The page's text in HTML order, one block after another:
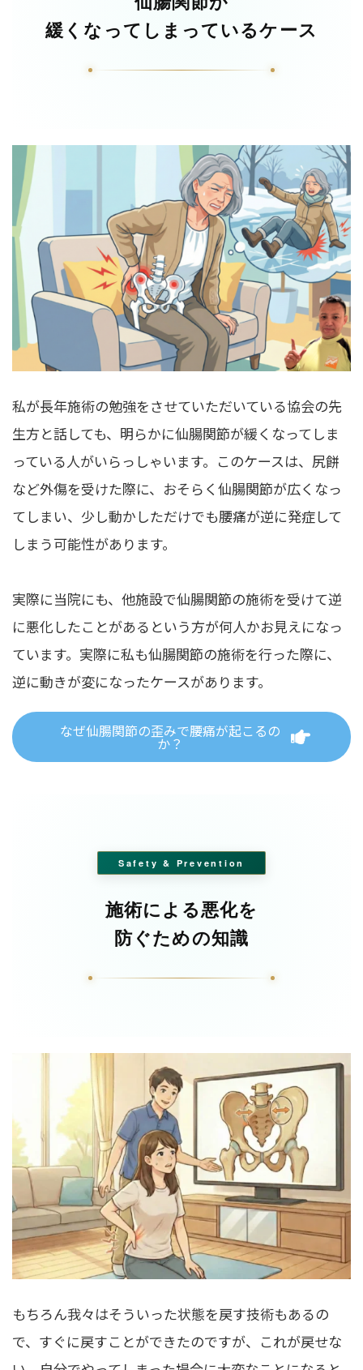
緩くなってしまっているケース
私が長年施術の勉強をさせていただいている協会の先
生方と話しても、明らかに仙腸関節が緩くなってしま
っている人がいらっしゃいます。このケースは、尻餅
など外傷を受けた際に、おそらく仙腸関節が広くなっ
てしまい、少し動かしただけでも腰痛が逆に発症して
しまう可能性があります。
実際に当院にも、他施設で仙腸関節の施術を受けて逆
に悪化したことがあるという方が何人かお見えになっ
ています。実際に私も仙腸関節の施術を行った際に、
逆に動きが変になったケースがあります。
なぜ仙腸関節の歪みで腰痛が起こるの
か？
Safety & Prevention
施術による悪化を
防ぐための知識
もちろん我々はそういった状態を戻す技術もあるの
で、すぐに戻すことができたのですが、これが戻せな